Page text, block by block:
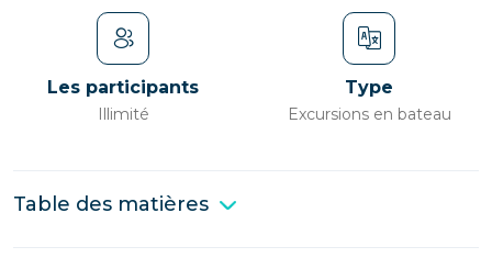
Les participants
Illimité
Type
Excursions en bateau
Table des matières